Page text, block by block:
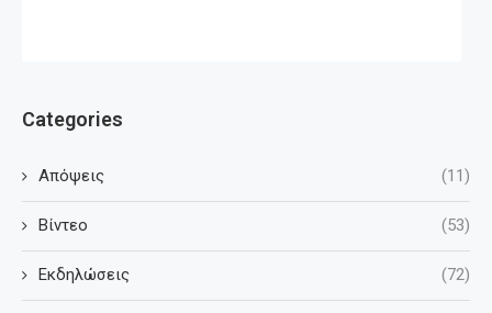
Categories
Απόψεις (11)
Βίντεο (53)
Εκδηλώσεις (72)